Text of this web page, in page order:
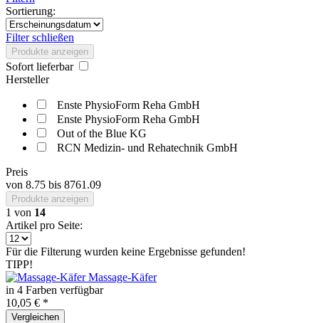
Sortierung:
Filter schließen
Produkte anzeigen
Sofort lieferbar
Hersteller
Enste PhysioForm Reha GmbH
Enste PhysioForm Reha GmbH
Out of the Blue KG
RCN Medizin- und Rehatechnik GmbH
Preis
von 8.75 bis 8761.09
Produkte anzeigen
1 von 14
Artikel pro Seite:
Für die Filterung wurden keine Ergebnisse gefunden!
TIPP!
Massage-Käfer
in 4 Farben verfügbar
10,05 € *
Vergleichen